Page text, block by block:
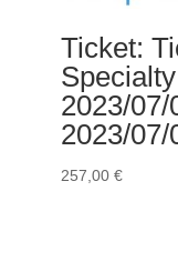
Ticket:
Specialty
2023/07/
2023/07/
257,00 €